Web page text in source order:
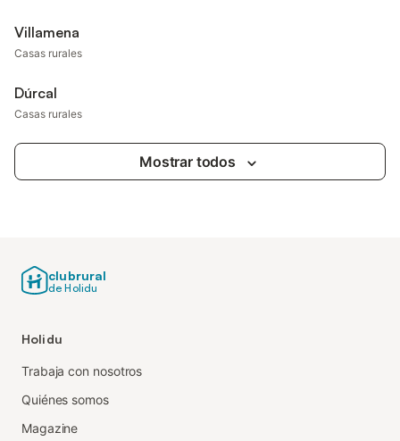
Villamena
Casas rurales
Dúrcal
Casas rurales
Mostrar todos
clubrural
de Holidu
Holidu
Trabaja con nosotros
Quiénes somos
Magazine